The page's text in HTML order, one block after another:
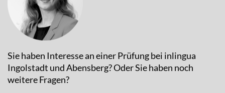
Sie haben Interesse an einer Prüfung bei inlingua
Ingolstadt und Abensberg? Oder Sie haben noch
weitere Fragen?